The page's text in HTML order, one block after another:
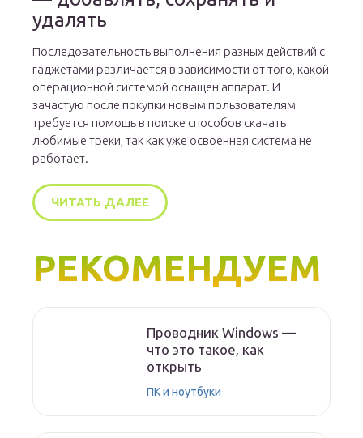
удалять
Последовательность выполнения разных действий с
гаджетами различается в зависимости от того, какой
операционной системой оснащен аппарат. И
зачастую после покупки новым пользователям
требуется помощь в поиске способов скачать
любимые треки, так как уже освоенная система не
работает.
ЧИТАТЬ ДАЛЕЕ
РЕКОМЕНДУЕМ
Проводник Windows —
что это такое, как
открыть
ПК и ноутбуки